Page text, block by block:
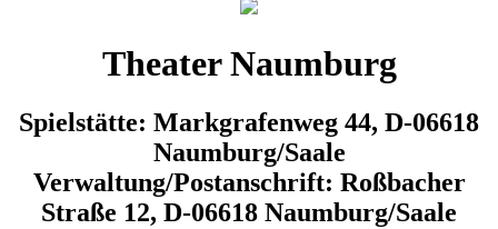
Theater Naumburg
Spielstätte: Markgrafenweg 44, D-06618
Naumburg/Saale
Verwaltung/Postanschrift: Roßbacher
Straße 12, D-06618 Naumburg/Saale